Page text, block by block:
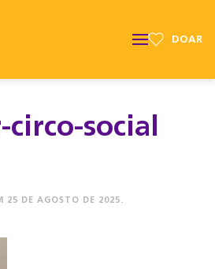
DOAR
social
25 DE AGOSTO DE 2025